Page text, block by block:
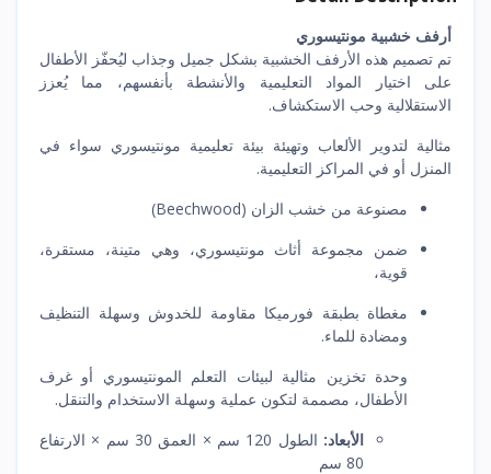
أرفف خشبية مونتيسوري
تم تصميم هذه الأرفف الخشبية بشكل جميل وجذاب ليُحفّز الأطفال
على اختيار المواد التعليمية والأنشطة بأنفسهم، مما يُعزز
الاستقلالية وحب الاستكشاف.
مثالية لتدوير الألعاب وتهيئة بيئة تعليمية مونتيسوري سواء في
المنزل أو في المراكز التعليمية.
مصنوعة من خشب الزان (Beechwood)
ضمن مجموعة أثاث مونتيسوري، وهي متينة، مستقرة،
قوية،
مغطاة بطبقة فورميكا مقاومة للخدوش وسهلة التنظيف
ومضادة للماء.
وحدة تخزين مثالية لبيئات التعلم المونتيسوري أو غرف
الأطفال، مصممة لتكون عملية وسهلة الاستخدام والتنقل.
الأبعاد:
الطول 120 سم × العمق 30 سم × الارتفاع
80 سم